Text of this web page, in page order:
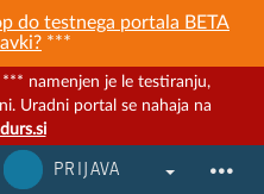
do testnega portala BETA
***
namenjen je le testiranju,
Uradni portal se nahaja na
PRIJAVA